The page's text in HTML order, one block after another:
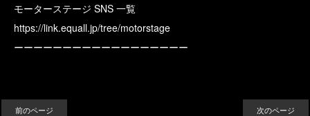
モーターステージ SNS 一覧
https://link.equall.jp/tree/motorstage
ーーーーーーーーーーーーーーーーーー
前のページ 次のページ